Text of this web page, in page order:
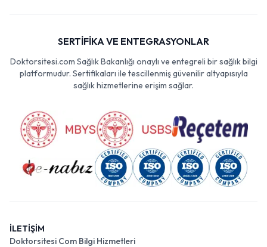
SERTİFİKA VE ENTEGRASYONLAR
Doktorsitesi.com Sağlık Bakanlığı onaylı ve entegreli bir sağlık bilgi
platformudur. Sertifikaları ile tescillenmiş güvenilir altyapısıyla
sağlık hizmetlerine erişim sağlar.
İLETİŞİM
Doktorsitesi Com Bilgi Hizmetleri